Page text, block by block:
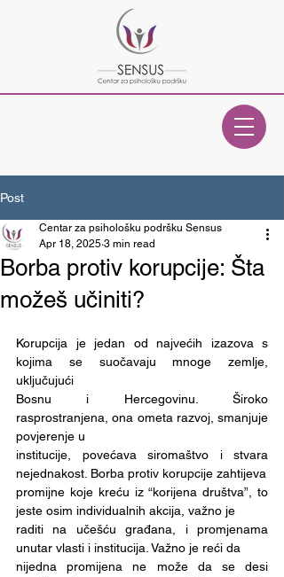
Post
Borba protiv korupcije: Šta
možeš učiniti?
Centar za psihološku podršku Sensus
Apr 18, 2025 3 min read
Korupcija je jedan od najvećih izazova s
kojima se suočavaju mnoge zemlje,
uključujući
Bosnu i Hercegovinu. Široko
rasprostranjena, ona ometa razvoj, smanjuje
povjerenje u
institucije, povećava siromaštvo i stvara
nejednakost. Borba protiv korupcije zahtijeva
promijne koje kreću iz “korijena društva”, to
jeste osim individualnih akcija, važno je
raditi na učešću građana, i promjenama
unutar vlasti i institucija. Važno je reći da
nijedna promijena ne može da se desi